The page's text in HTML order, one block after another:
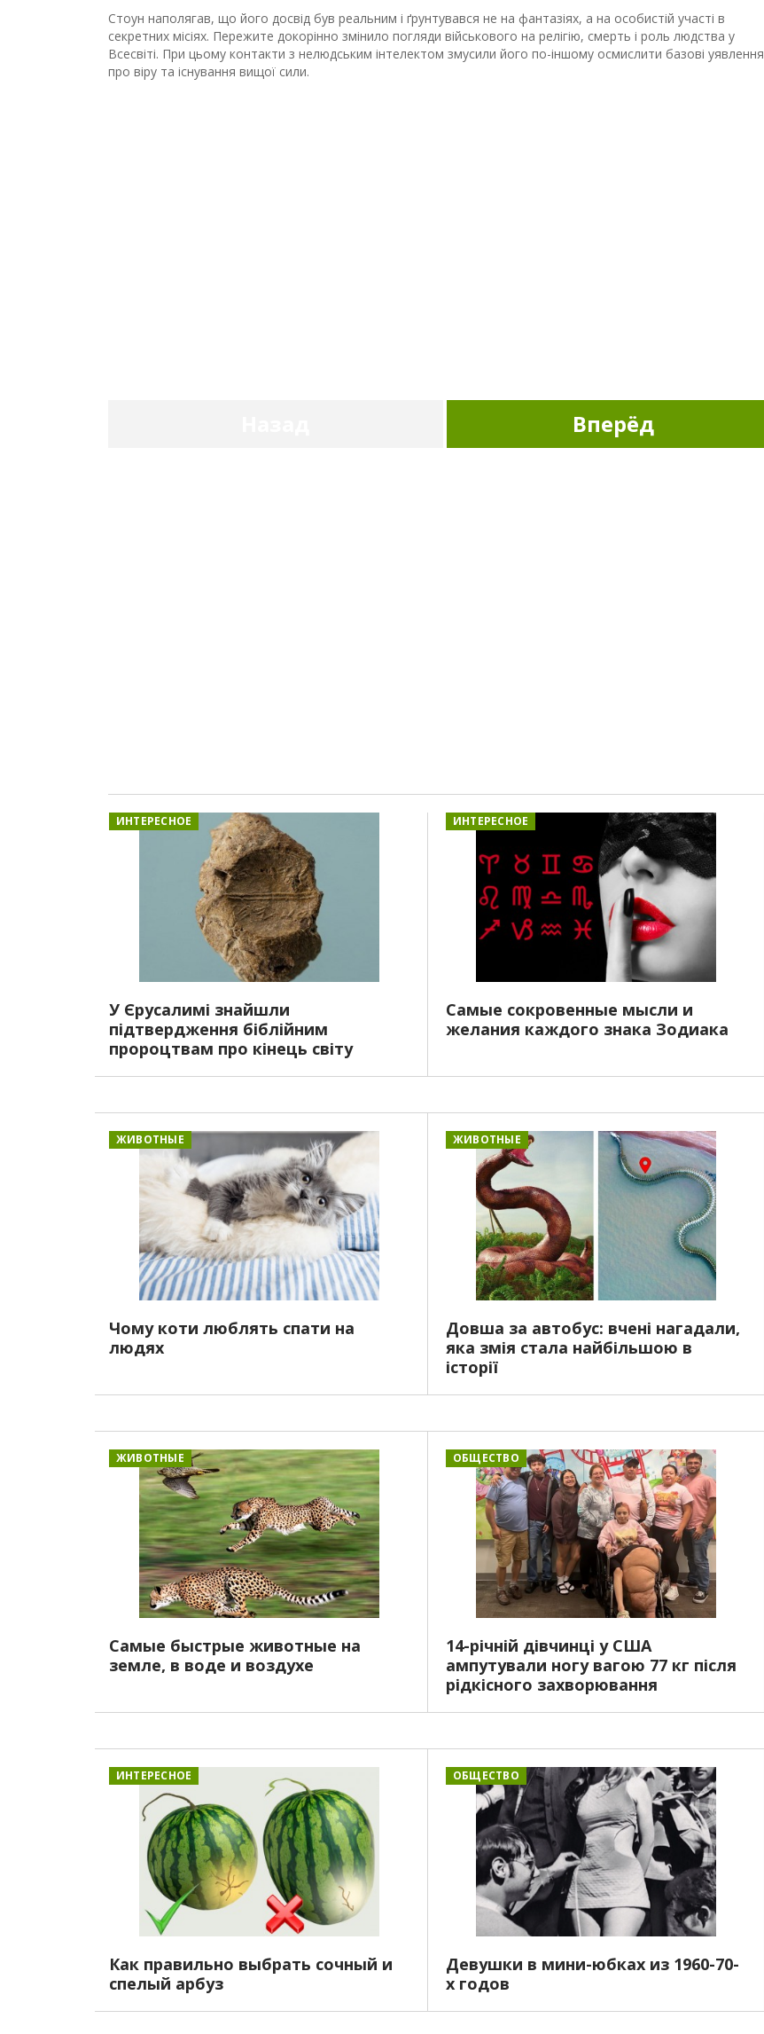
Стоун наполягав, що його досвід був реальним і ґрунтувався не на фантазіях, а на особистій участі в
секретних місіях. Пережите докорінно змінило погляди військового на релігію, смерть і роль людства у
Всесвіті. При цьому контакти з нелюдським інтелектом змусили його по-іншому осмислити базові уявлення
про віру та існування вищої сили.
Вперёд
ИНТЕРЕСНОЕ
У Єрусалимі знайшли
підтвердження біблійним
пророцтвам про кінець світу
ИНТЕРЕСНОЕ
Самые сокровенные мысли и
желания каждого знака Зодиака
ЖИВОТНЫЕ
Чому коти люблять спати на
людях
ЖИВОТНЫЕ
Довша за автобус: вчені нагадали,
яка змія стала найбільшою в
історії
ЖИВОТНЫЕ
Самые быстрые животные на
земле, в воде и воздухе
ОБЩЕСТВО
14-річній дівчинці у США
ампутували ногу вагою 77 кг після
рідкісного захворювання
ИНТЕРЕСНОЕ
Как правильно выбрать сочный и
спелый арбуз
ОБЩЕСТВО
Девушки в мини-юбках из 1960-70-
х годов